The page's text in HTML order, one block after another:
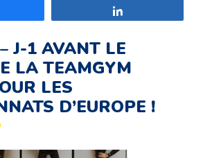
J-1 AVANT LE
LA TEAMGYM
LES
D’EUROPE !